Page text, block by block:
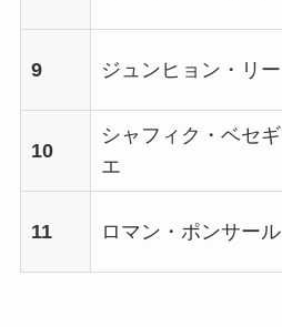
9 ジュンヒョン・リー
10
シャフィク・ベセギ
エ
11 ロマン・ポンサール